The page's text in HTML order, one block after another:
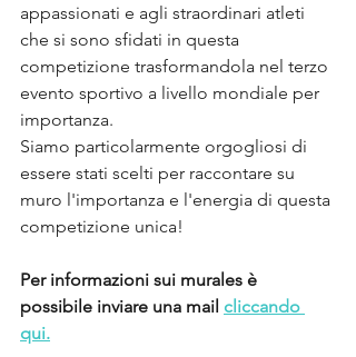
appassionati e agli straordinari atleti
che si sono sfidati in questa
competizione trasformandola nel terzo
evento sportivo a livello mondiale per
importanza.
Siamo particolarmente orgogliosi di
essere stati scelti per raccontare su
muro l'importanza e l'energia di questa
competizione unica!
Per informazioni sui murales è
possibile inviare una mail cliccando
qui.